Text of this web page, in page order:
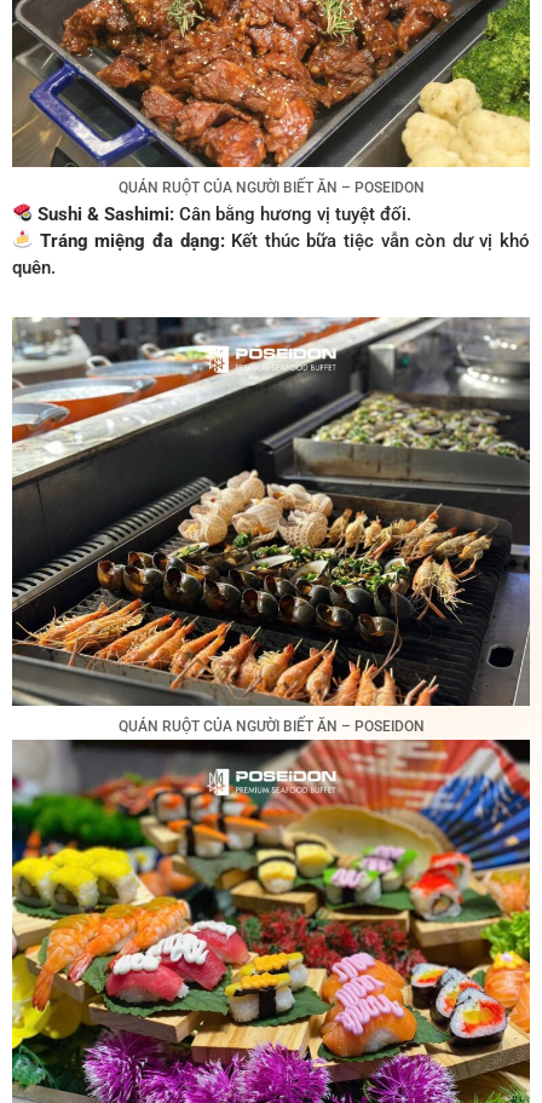
QUÁN RUỘT CỦA NGƯỜI BIẾT ĂN – POSEIDON
Sushi & Sashimi: Cân bằng hương vị tuyệt đối.
Tráng miệng đa dạng:Kết thúc bữa tiệc vẫn còn dư vị khó
quên.
QUÁN RUỘT CỦA NGƯỜI BIẾT ĂN – POSEIDON